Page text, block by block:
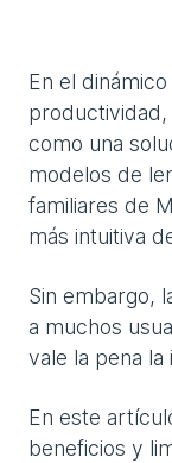
En el
como una
modelos de
familiares de
más intuitiva
Sin embargo,
a muchos
vale la pena la
En este
beneficios y